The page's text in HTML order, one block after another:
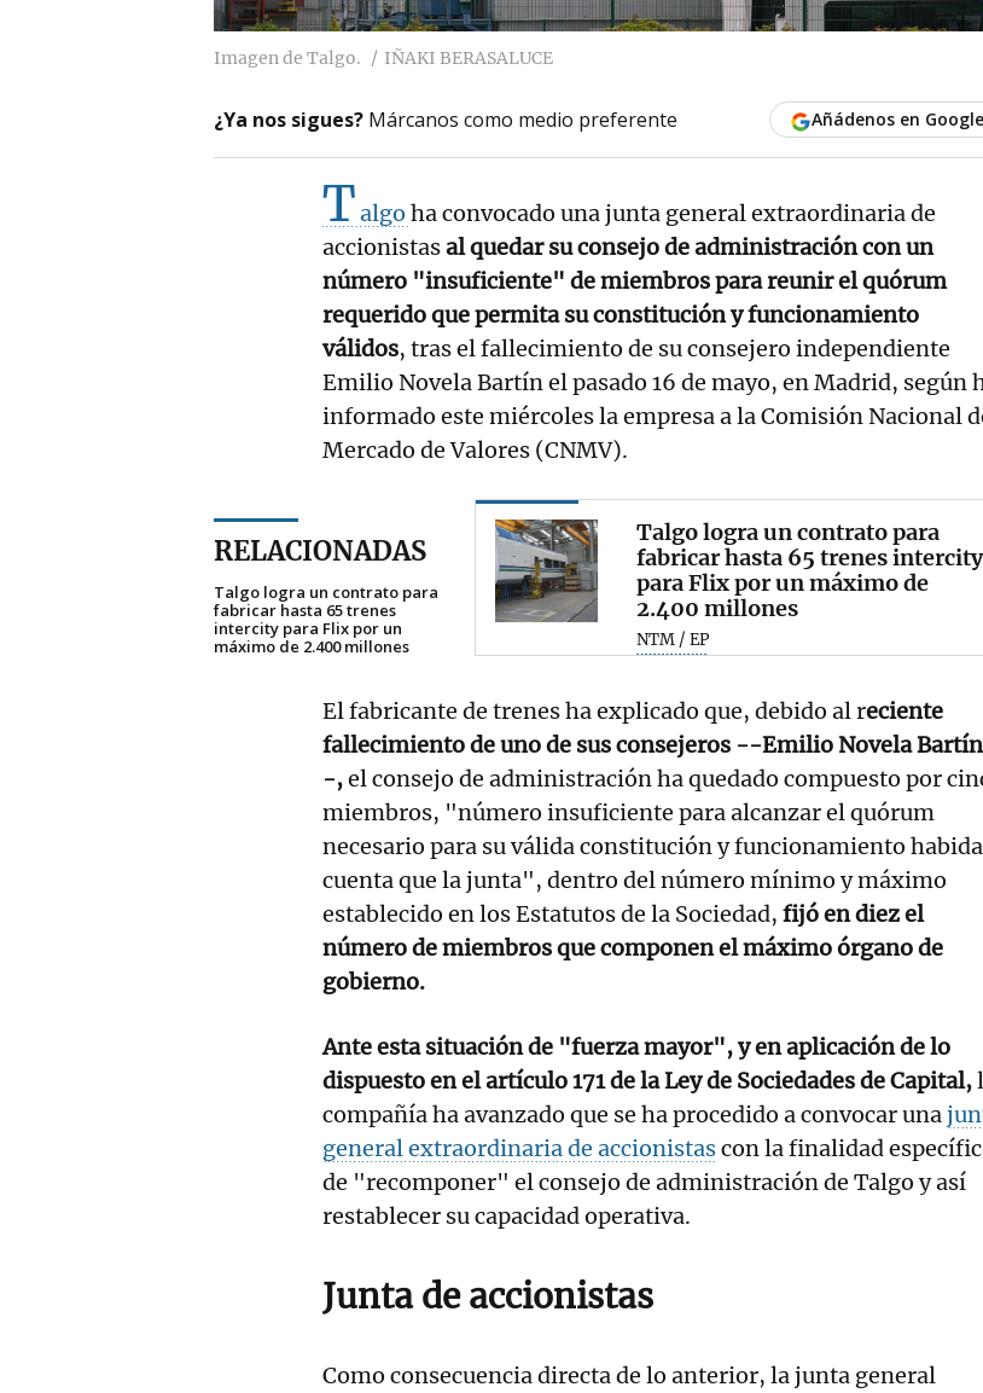
Imagen de Talgo. IÑAKI BERASALUCE
¿Ya nos sigues? Márcanos como medio preferente Añádenos en Google
Talgo ha convocado una junta general extraordinaria de
accionistasal quedar su consejo de administración con un
número "insuficiente" de miembros para reunir el quórum
requerido que permita su constitución y funcionamiento
válidos, tras el fallecimiento de su consejero independiente
Emilio Novela Bartín el pasado 16 de mayo, en Madrid, según
informado este miércoles la empresa a la Comisión Nacional
Mercado de Valores (CNMV).
RELACIONADAS
Talgo logra un contrato para
fabricar hasta 65 trenes
intercity para Flix por un
máximo de 2.400 millones
Talgo logra un contrato para
fabricar hasta 65 trenes intercity
para Flix por un máximo de
2.400 millones
NTM / EP
El fabricante de trenes ha explicado que, debido al reciente
fallecimiento de uno de sus consejeros --Emilio Novela
-,el consejo de administración ha quedado compuesto por
miembros, "número insuficiente para alcanzar el quórum
necesario para su válida constitución y funcionamiento habida
cuenta que la junta", dentro del número mínimo y máximo
establecido en los Estatutos de la Sociedad, fijó en diez el
número de miembros que componen el máximo órgano de
gobierno.
Ante esta situación de "fuerza mayor", y en aplicación de lo
dispuesto en el artículo 171 de la Ley de Sociedades de Capital,
compañía ha avanzado que se ha procedido a convocar una
general extraordinaria de accionistascon la finalidad
de "recomponer" el consejo de administración de Talgo y así
restablecer su capacidad operativa.
Junta de accionistas
Como consecuencia directa de lo anterior, la junta general